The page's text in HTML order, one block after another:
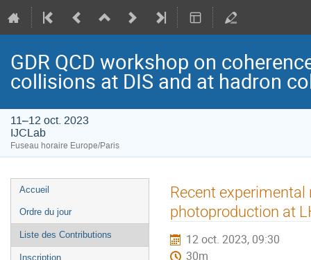
GDR QCD workshop on
collisions at DIS and at hadron
11–12 oct. 2023
IJCLab
Fuseau horaire Europe/Paris
Menu
de
l'événement
Accueil
Ordre du jour
Liste des Contributions
Inscription
Recent
photoproduction at
12 oct. 2023, 09:30
30m